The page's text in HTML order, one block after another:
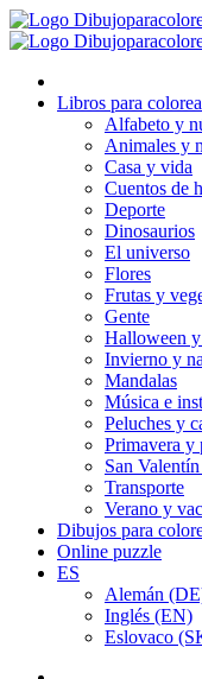
Ir
al
Libros para
Alfabeto y
Animales y
Casa y vida
Cuentos de
Deporte
Dinosaurios
El universo
Flores
Frutas y
Gente
Halloween
Invierno y
Mandalas
Música e
Peluches y
Primavera y
San
Transporte
Verano y
Dibujos para
Online puzzle
ES
Alemán
Inglés (EN)
Eslovaco